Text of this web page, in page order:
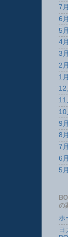
7
6
5
4
3
2
1
12
11
10
9
8
7
6
5
の
ホ
ヨ